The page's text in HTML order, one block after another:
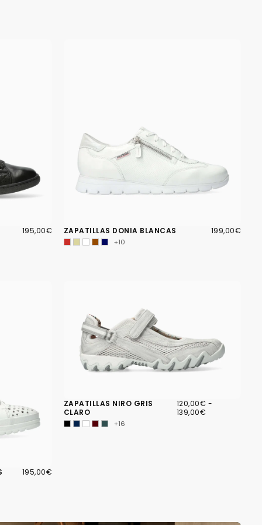
195,00€
PRECIO
195,00€ ZAPATILLAS DONIA BLANCAS 199,00€
PRECIO
199,00€
+10
195,00€
PRECIO
195,00€
ZAPATILLAS NIRO GRIS
CLARO
120,00€
PRECIO
MÍNIMO
120,00€ -
139,00€
+16